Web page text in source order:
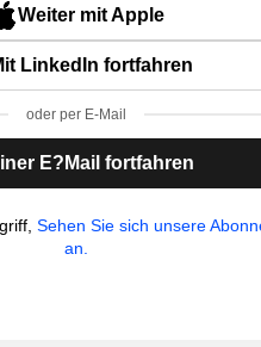
Weiter mit Apple
LinkedIn fortfahren
oder per E-Mail
E?Mail fortfahren
Sehen Sie sich unsere
an.